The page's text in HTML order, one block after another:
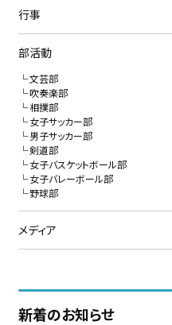
行事
部活動
文芸部
吹奏楽部
相撲部
女子サッカー部
男子サッカー部
剣道部
女子バスケットボール部
女子バレーボール部
野球部
メディア
新着のお知らせ